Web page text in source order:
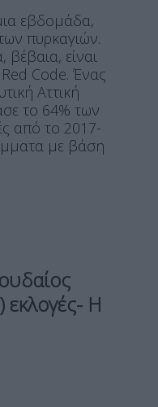
εβδομάδα,
πυρκαγιών.
βέβαια, είναι
Code. Ένας
Αττική
το 64% των
από το 2017-
με βάση
εκλογές- Η